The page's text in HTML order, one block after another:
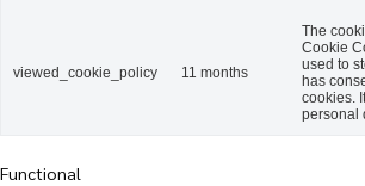
viewed_cookie_policy 11 months
The
Cookie
used to
has
cookies.
personal
Functional